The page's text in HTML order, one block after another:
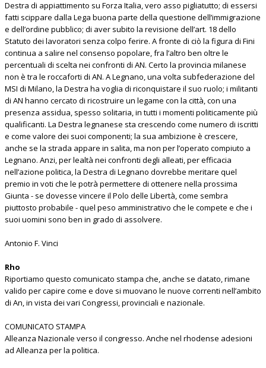
Destra di appiattimento su Forza Italia, vero asso pigliatutto; di essersi
fatti scippare dalla Lega buona parte della questione dell’immigrazione
e dell’ordine pubblico; di aver subito la revisione dell’art. 18 dello
Statuto dei lavoratori senza colpo ferire. A fronte di ciò la figura di Fini
continua a salire nel consenso popolare, fra l’altro ben oltre le
percentuali di scelta nei confronti di AN. Certo la provincia milanese
non è tra le roccaforti di AN. A Legnano, una volta subfederazione del
MSI di Milano, la Destra ha voglia di riconquistare il suo ruolo; i militanti
di AN hanno cercato di ricostruire un legame con la città, con una
presenza assidua, spesso solitaria, in tutti i momenti politicamente più
qualificanti. La Destra legnanese sta crescendo come numero di iscritti
e come valore dei suoi componenti; la sua ambizione è crescere,
anche se la strada appare in salita, ma non per l’operato compiuto a
Legnano. Anzi, per lealtà nei confronti degli alleati, per efficacia
nell’azione politica, la Destra di Legnano dovrebbe meritare quel
premio in voti che le potrà permettere di ottenere nella prossima
Giunta - se dovesse vincere il Polo delle Libertà, come sembra
piuttosto probabile - quel peso amministrativo che le compete e che i
suoi uomini sono ben in grado di assolvere.
Antonio F. Vinci
Rho
Riportiamo questo comunicato stampa che, anche se datato, rimane
valido per capire come e dove si muovano le nuove correnti nell’ambito
di An, in vista dei vari Congressi, provinciali e nazionale.
COMUNICATO STAMPA
Alleanza Nazionale verso il congresso. Anche nel rhodense adesioni
ad Alleanza per la politica.